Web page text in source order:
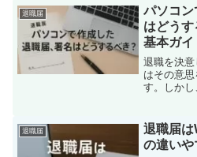
ショナリ
切な敬語
退職届
パソコン
はどう
基本ガイ
退職を決
はその意
す。しかし
きで署名
も問題な
退職届
退職届
の違いや